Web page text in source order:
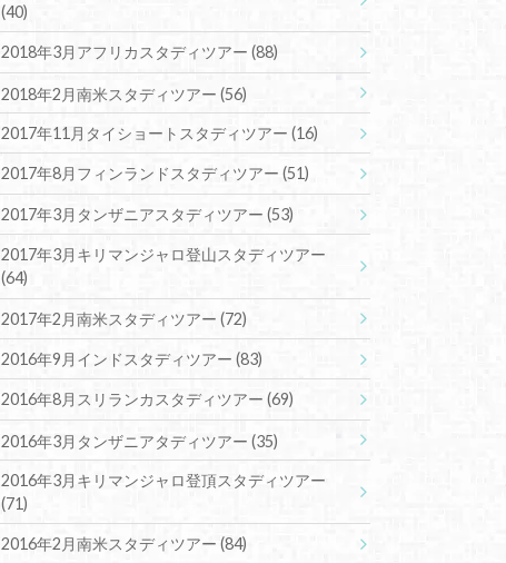
(40)
2018年3月アフリカスタディツアー(88)
2018年2月南米スタディツアー(56)
2017年11月タイショートスタディツアー(16)
2017年8月フィンランドスタディツアー(51)
2017年3月タンザニアスタディツアー(53)
2017年3月キリマンジャロ登山スタディツアー
(64)
2017年2月南米スタディツアー(72)
2016年9月インドスタディツアー(83)
2016年8月スリランカスタディツアー(69)
2016年3月タンザニアタディツアー(35)
2016年3月キリマンジャロ登頂スタディツアー
(71)
2016年2月南米スタディツアー(84)